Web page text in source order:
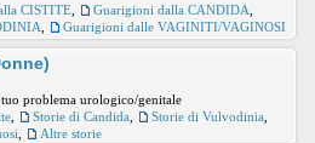
CISTITE Guarigioni dalla CANDIDA
Guarigioni dalle VAGINITI/VAGINOSI
problema urologico/genitale
Storie di Candida Storie di Vulvodinia
Altre storie